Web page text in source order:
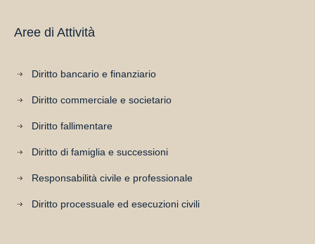
Aree di Attività
Diritto bancario e finanziario
Diritto commerciale e societario
Diritto fallimentare
Diritto di famiglia e successioni
Responsabilità civile e professionale
Diritto processuale ed esecuzioni civili